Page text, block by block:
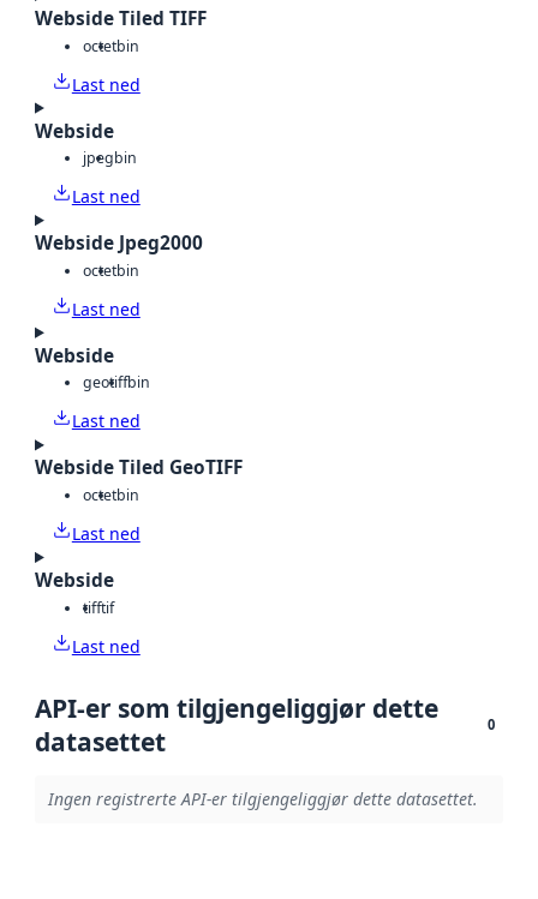
Webside Tiled TIFF
octetbin
Last ned
Webside
jpegbin
Last ned
Webside Jpeg2000
octetbin
Last ned
Webside
geotiffbin
Last ned
Webside Tiled GeoTIFF
octetbin
Last ned
Webside
tifftif
Last ned
API-er som tilgjengeliggjør dette
datasettet
0
Ingen registrerte API-er tilgjengeliggjør dette datasettet.